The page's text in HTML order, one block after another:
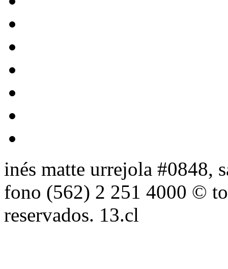
inés matte urrejola #0848,
fono (562) 2 251 4000 ©
reservados. 13.cl